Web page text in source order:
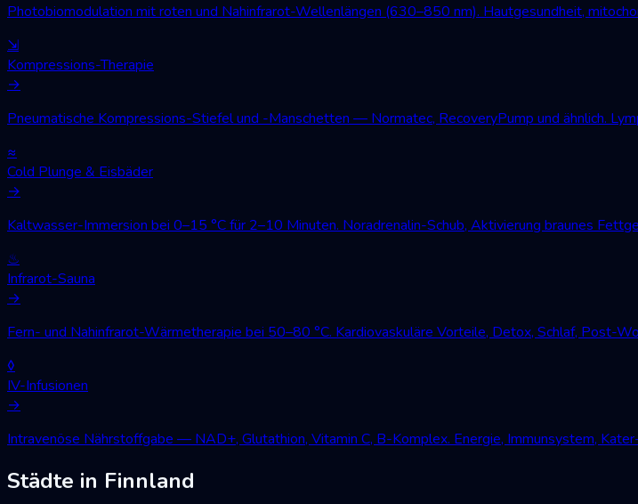
Photobiomodulation mit roten und Nahinfrarot-Wellenlängen (630–850 nm). Hautgesundheit,
⇲
Kompressions-Therapie
→
Pneumatische Kompressions-Stiefel und -Manschetten — Normatec, RecoveryPump und ähnlich.
≈
Cold Plunge & Eisbäder
→
Kaltwasser-Immersion bei 0–15 °C für 2–10 Minuten. Noradrenalin-Schub, Aktivierung braunes
♨
Infrarot-Sauna
→
Fern- und Nahinfrarot-Wärmetherapie bei 50–80 °C. Kardiovaskuläre Vorteile, Detox, Schlaf, Post-
◊
IV-Infusionen
→
Intravenöse Nährstoffgabe — NAD+, Glutathion, Vitamin C, B-Komplex. Energie, Immunsystem,
Städte in Finnland